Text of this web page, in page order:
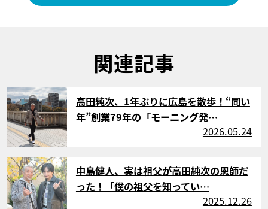
関連記事
サムネイル
高田純次、1年ぶりに広島を散歩！“同い
年”創業79年の「モーニング発…
2026.05.24
サムネイル
中島健人、実は祖父が高田純次の恩師だ
った！「僕の祖父を知ってい…
2025.12.26